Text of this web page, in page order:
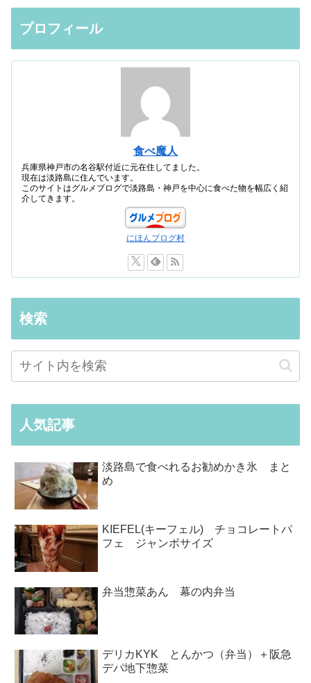
プロフィール
食べ魔人
兵庫県神戸市の名谷駅付近に元在住してました。
現在は淡路島に住んでいます。
このサイトはグルメブログで淡路島・神戸を中心に食べた物を幅広く紹
介してきます。
にほんブログ村
検索
人気記事
淡路島で食べれるお勧めかき氷 まと
め
KIEFEL(キーフェル) チョコレートパ
フェ ジャンボサイズ
弁当惣菜あん 幕の内弁当
デリカKYK とんかつ（弁当）＋阪急
デパ地下惣菜